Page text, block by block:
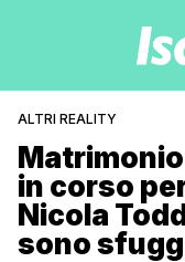
ALTRI REALITY
in corso
Nicola
sono